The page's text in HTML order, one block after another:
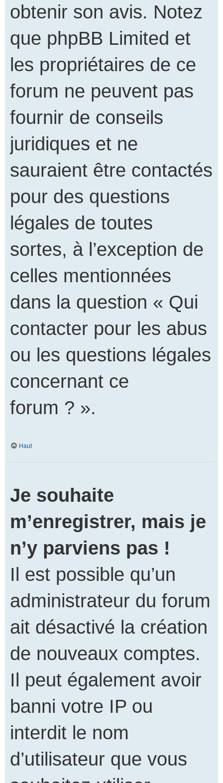
obtenir son avis. Notez
que phpBB Limited et
les propriétaires de ce
forum ne peuvent pas
fournir de conseils
juridiques et ne
sauraient être contactés
pour des questions
légales de toutes
sortes, à l’exception de
celles mentionnées
dans la question « Qui
contacter pour les abus
ou les questions légales
concernant ce
forum ? ».
Haut
Je souhaite
m’enregistrer, mais je
n’y parviens pas !
Il est possible qu’un
administrateur du forum
ait désactivé la création
de nouveaux comptes.
Il peut également avoir
banni votre IP ou
interdit le nom
d’utilisateur que vous